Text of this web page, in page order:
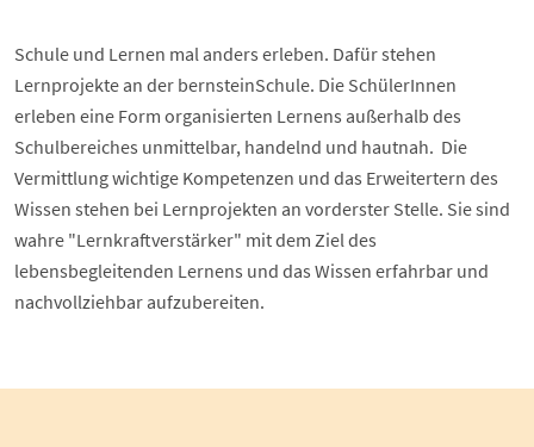
Schule und Lernen mal anders erleben. Dafür stehen
Lernprojekte an der bernsteinSchule. Die SchülerInnen
erleben eine Form organisierten Lernens außerhalb des
Schulbereiches unmittelbar, handelnd und hautnah. Die
Vermittlung wichtige Kompetenzen und das Erweitertern des
Wissen stehen bei Lernprojekten an vorderster Stelle. Sie sind
wahre "Lernkraftverstärker" mit dem Ziel des
lebensbegleitenden Lernens und das Wissen erfahrbar und
nachvollziehbar aufzubereiten.